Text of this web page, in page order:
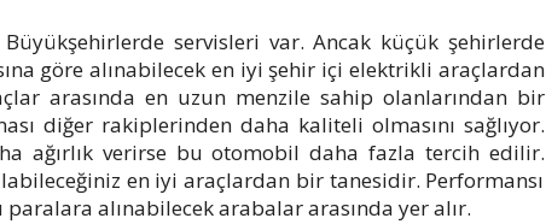
servisleri var. Ancak küçük şehirlerde
göre alınabilecek en iyi şehir içi elektrikli araçlardan
arasında en uzun menzile sahip olanlarından bir
diğer rakiplerinden daha kaliteli olmasını sağlıyor.
ağırlık verirse bu otomobil daha fazla tercih edilir.
en iyi araçlardan bir tanesidir. Performansı
alınabilecek arabalar arasında yer alır.